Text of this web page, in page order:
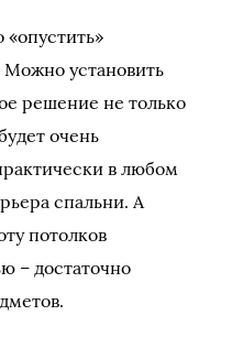
установить
решение не только
очень
в любом
спальни. А
потолков
– достаточно